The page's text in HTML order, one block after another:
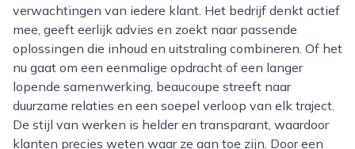
verwachtingen van iedere klant. Het bedrijf denkt actief
mee, geeft eerlijk advies en zoekt naar passende
oplossingen die inhoud en uitstraling combineren. Of het
nu gaat om een eenmalige opdracht of een langer
lopende samenwerking, beaucoupe streeft naar
duurzame relaties en een soepel verloop van elk traject.
De stijl van werken is helder en transparant, waardoor
klanten precies weten waar ze aan toe zijn. Door een